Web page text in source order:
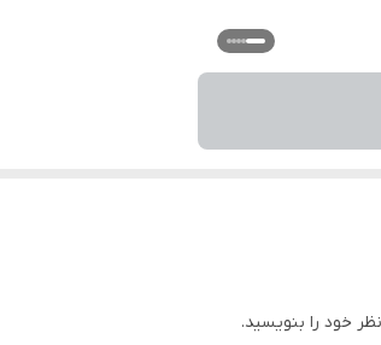
خود را بنویسید.